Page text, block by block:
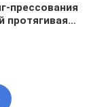
прессования
протягивая